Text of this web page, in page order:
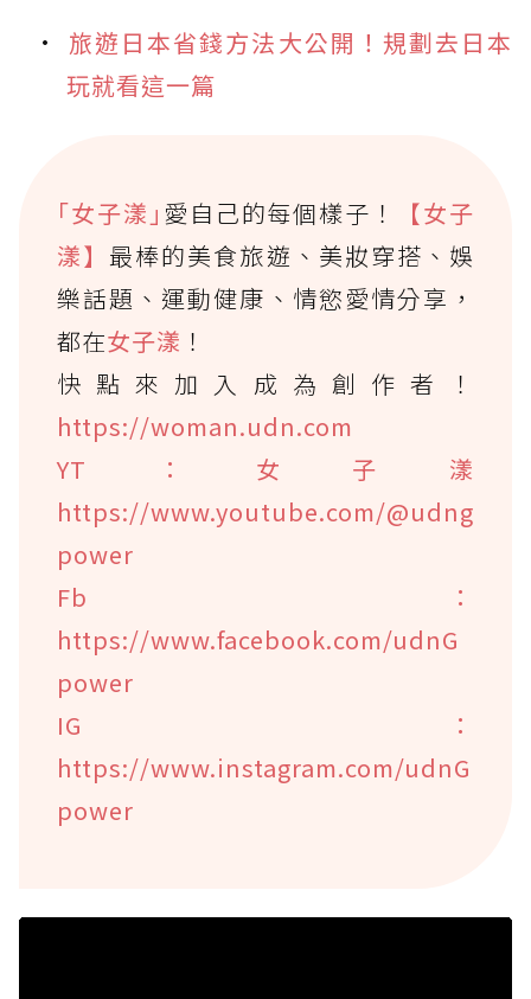
旅遊日本省錢方法大公開！規劃去日本
玩就看這一篇
｢女子漾｣ 愛自己的每個樣子！
【女子
漾】最棒的美食旅遊、美妝穿搭、娛
樂話題、運動健康、情慾愛情分享，
都在女子漾 ！
快點來加入成為創作者！
https://woman.udn.com
YT：女子漾
https://www.youtube.com/@udng
power
Fb：
https://www.facebook.com/udnG
power
IG：
https://www.instagram.com/udnG
power